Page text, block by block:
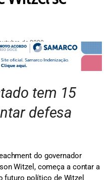
de 2020
tem 15
defesa
do governador
Witzel, começa a contar a
futuro político de Witzel